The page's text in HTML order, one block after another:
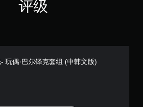
评级
玩偶·巴尔铎克套组 (中韩文版)